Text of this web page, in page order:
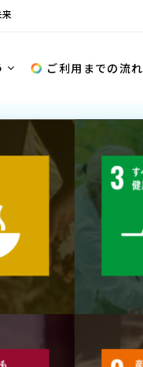
ご利用までの流れ